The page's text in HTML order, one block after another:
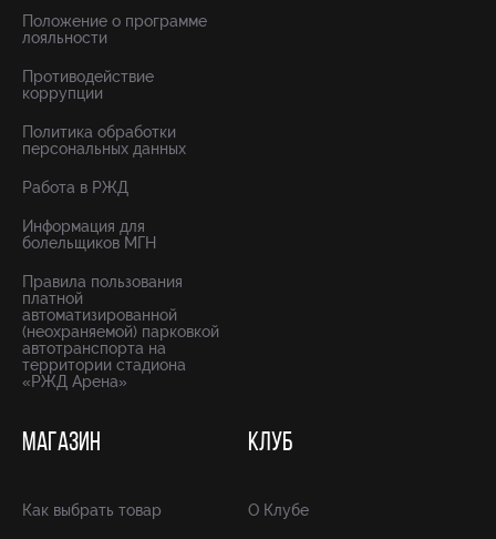
Положение о программе
лояльности
Противодействие
коррупции
Политика обработки
персональных данных
Работа в РЖД
Информация для
болельщиков МГН
Правила пользования
платной
автоматизированной
(неохраняемой) парковкой
автотранспорта на
территории стадиона
«РЖД Арена»
МАГАЗИН
Как выбрать товар
КЛУБ
О Клубе